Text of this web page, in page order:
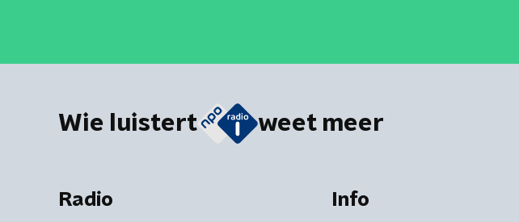
Wie luistert weet meer
Radio Info